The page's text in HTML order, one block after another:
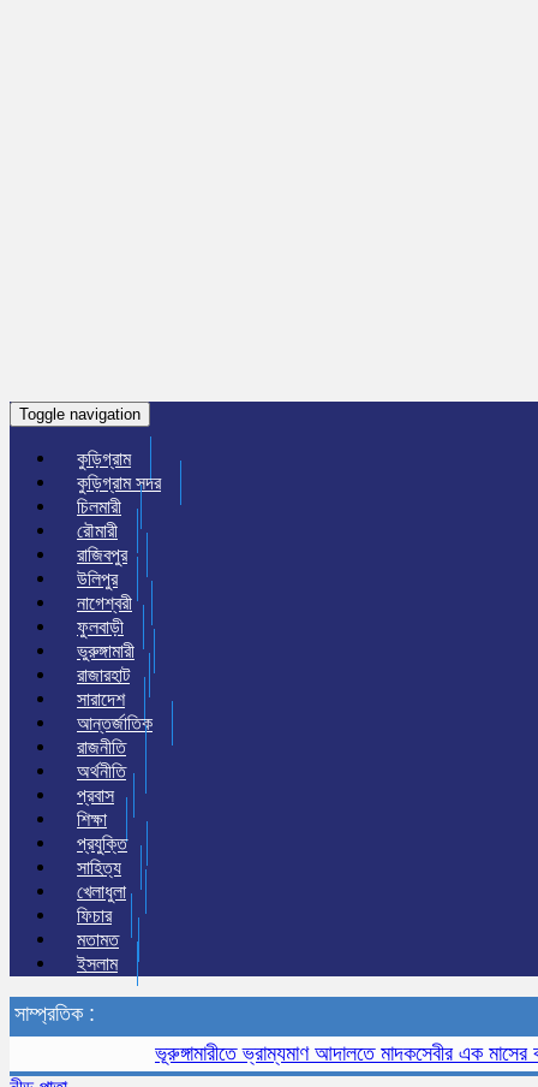
Toggle navigation
কুড়িগ্রাম
কুড়িগ্রাম সদর
চিলমারী
রৌমারী
রাজিবপুর
উলিপুর
নাগেশ্বরী
ফুলবাড়ী
ভুরুঙ্গামারী
রাজারহাট
সারাদেশ
আন্তর্জাতিক
রাজনীতি
অর্থনীতি
প্রবাস
শিক্ষা
প্রযুক্তি
সাহিত্য
খেলাধুলা
ফিচার
মতামত
ইসলাম
সাম্প্রতিক :
ভূরুঙ্গামারীতে ভ্রাম্যমাণ আদালতে মাদকসেবীর এক মাসের